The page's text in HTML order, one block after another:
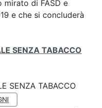
mirato di FASD e
e che si concluderà
SENZA TABACCO
SENZA TABACCO